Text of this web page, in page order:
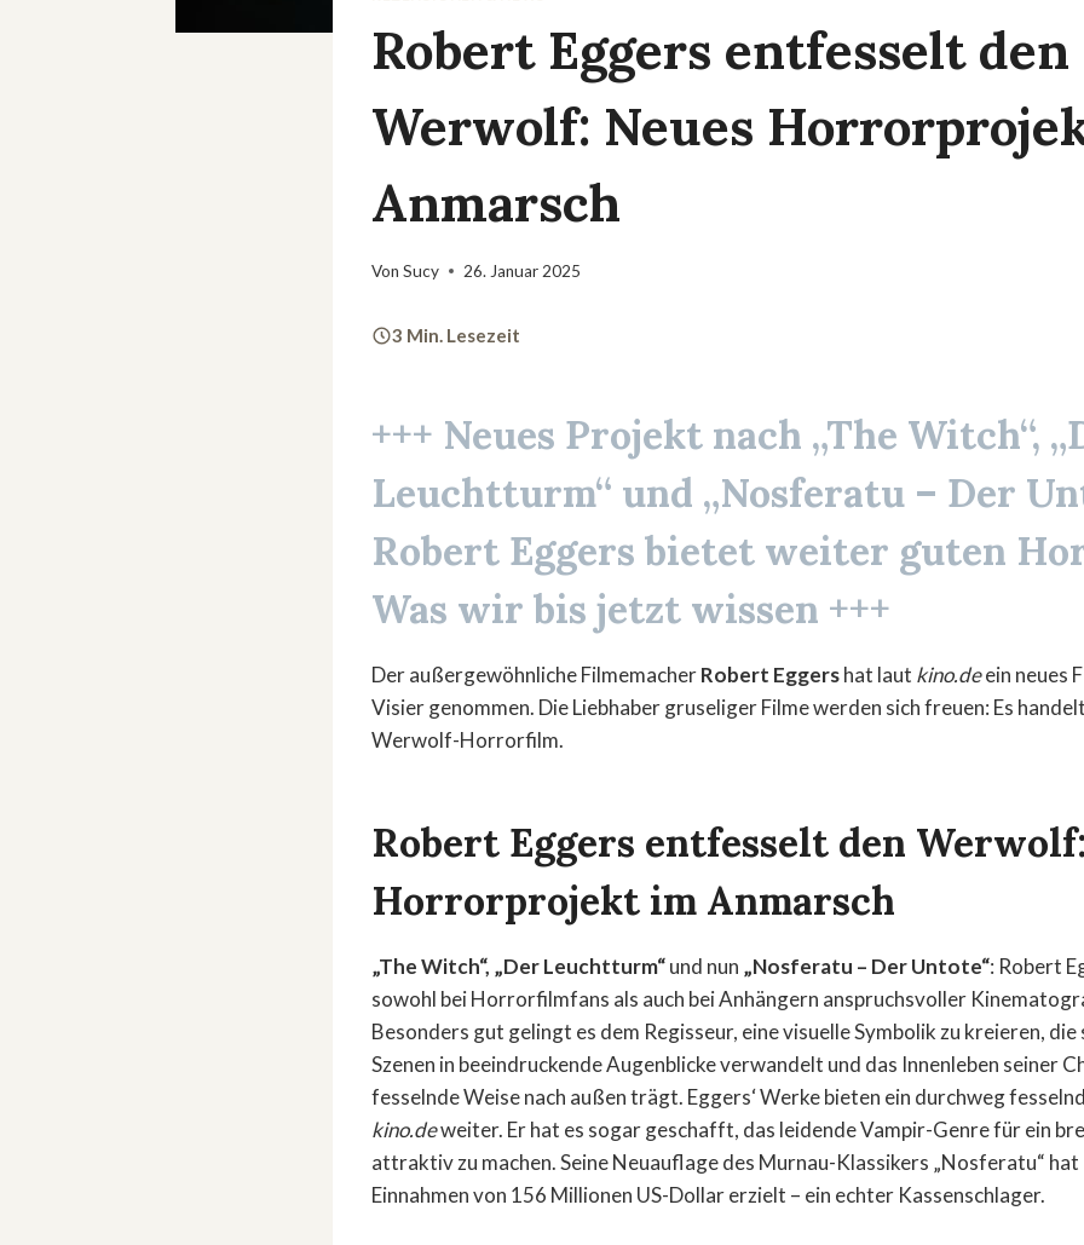
Robert Eggers entfesselt den
Werwolf: Neues
Anmarsch
Von Sucy 26. Januar 2025
3 Min. Lesezeit
+++ Neues Projekt nach „The Witch“,
Leuchtturm“ und „Nosferatu – Der
Robert Eggers bietet weiter guten
Was wir bis jetzt wissen +++
Der außergewöhnliche FilmemacherRobert Eggershat laut kino.deein neues
Visier genommen. Die Liebhaber gruseliger Filme werden sich freuen: Es
Werwolf-Horrorfilm.
Robert Eggers entfesselt den
Horrorprojekt im Anmarsch
„The Witch“, „Der Leuchtturm“und nun „Nosferatu – Der Untote“: Robert
sowohl bei Horrorfilmfans als auch bei Anhängern anspruchsvoller
Besonders gut gelingt es dem Regisseur, eine visuelle Symbolik zu kreieren,
Szenen in beeindruckende Augenblicke verwandelt und das Innenleben seiner
fesselnde Weise nach außen trägt. Eggers‘ Werke bieten ein durchweg
kino.deweiter. Er hat es sogar geschafft, das leidende Vampir-Genre für ein
attraktiv zu machen. Seine Neuauflage des Murnau-Klassikers „Nosferatu“
Einnahmen von 156 Millionen US-Dollar erzielt – ein echter Kassenschlager.